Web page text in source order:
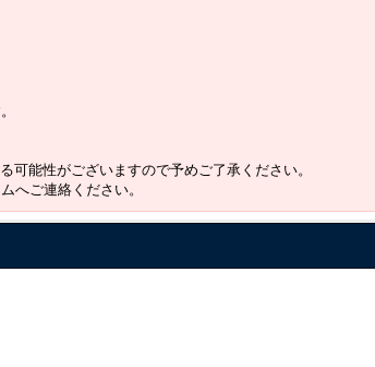
能性がございますので予めご了承ください。
へご連絡ください。